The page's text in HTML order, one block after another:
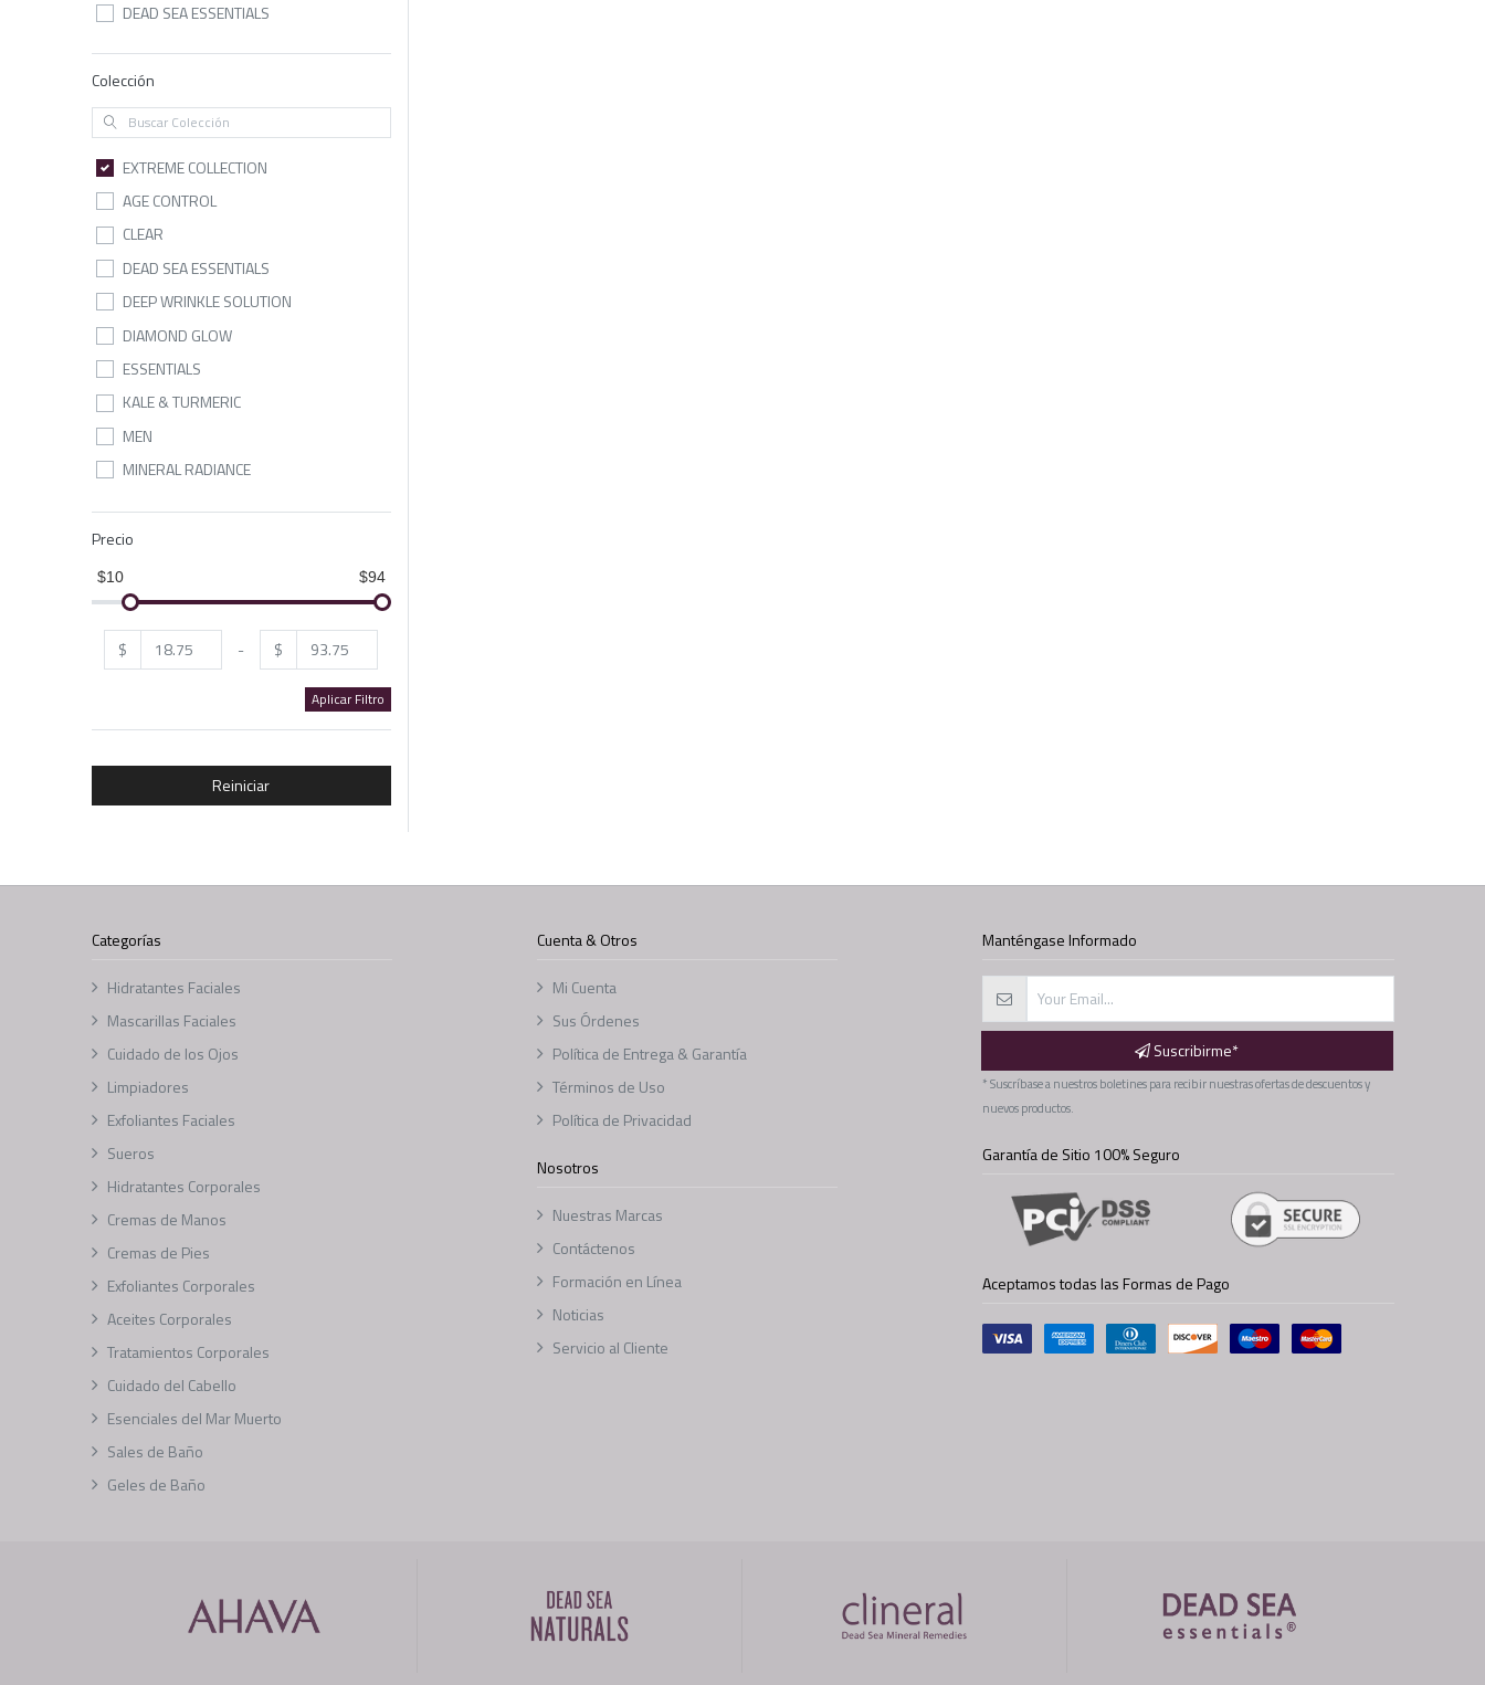
DEAD SEA ESSENTIALS
Colección
EXTREME COLLECTION
AGE CONTROL
CLEAR
DEAD SEA ESSENTIALS
DEEP WRINKLE SOLUTION
DIAMOND GLOW
ESSENTIALS
KALE & TURMERIC
MEN
MINERAL RADIANCE
OSMOTER COLLECTION
PLANTS / BOTANICALS
SALT
UPLIFT
WATER
Precio
$10 $94
$ - $
Aplicar Filtro
Reiniciar
Categorías
Hidratantes Faciales
Mascarillas Faciales
Cuidado de los Ojos
Limpiadores
Exfoliantes Faciales
Sueros
Hidratantes Corporales
Cremas de Manos
Cremas de Pies
Exfoliantes Corporales
Aceites Corporales
Tratamientos Corporales
Cuidado del Cabello
Esenciales del Mar Muerto
Sales de Baño
Geles de Baño
Cuenta & Otros
Mi Cuenta
Sus Órdenes
Política de Entrega & Garantía
Términos de Uso
Política de Privacidad
Nosotros
Nuestras Marcas
Contáctenos
Formación en Línea
Noticias
Servicio al Cliente
Manténgase Informado
Suscribirme*
* Suscríbase a nuestros boletines para recibir nuestras ofertas de descuentos y
nuevos productos.
Garantía de Sitio 100% Seguro
Aceptamos todas las Formas de Pago